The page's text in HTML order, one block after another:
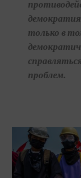
только в
проблем.